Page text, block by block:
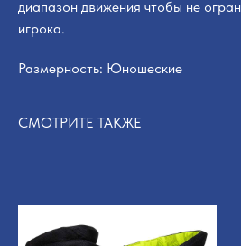
диапазон движения чтобы не
игрока.
Размерность: Юношеские
СМОТРИТЕ ТАКЖЕ